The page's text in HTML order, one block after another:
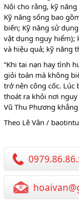
Nội cho rằng, kỹ
Kỹ năng sống bao
biến; Kỹ năng sử
vật dụng nguy hiểm);
và hiệu quả; kỹ năng
“Khi tai nạn hay tình
giỏi toán mà không
trở nên công cốc. Lúc
thoát ra khỏi nơi nguy
Vũ Thu Phương
Theo Lê Vân /